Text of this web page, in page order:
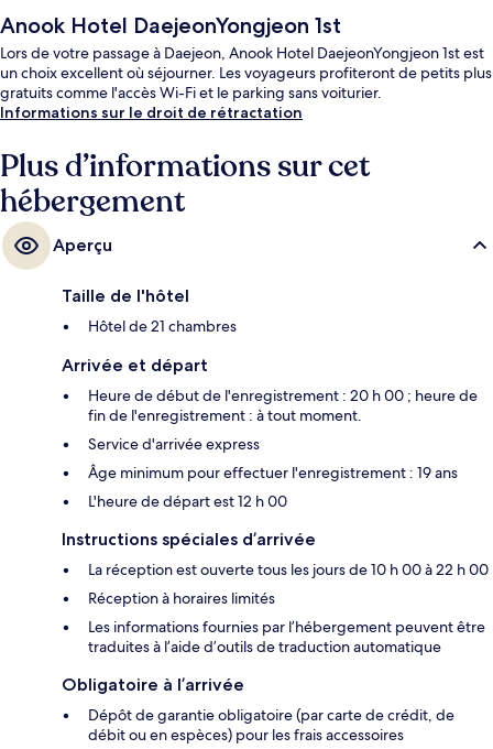
Anook Hotel DaejeonYongjeon 1st
Lors de votre passage à Daejeon, Anook Hotel DaejeonYongjeon 1st est
un choix excellent où séjourner. Les voyageurs profiteront de petits plus
gratuits comme l'accès Wi-Fi et le parking sans voiturier.
Informations sur le droit de rétractation
Plus d’informations sur cet
hébergement
Aperçu
Taille de l'hôtel
Hôtel de 21 chambres
Arrivée et départ
Heure de début de l'enregistrement : 20 h 00 ; heure de
fin de l'enregistrement : à tout moment.
Service d'arrivée express
Âge minimum pour effectuer l'enregistrement : 19 ans
L'heure de départ est 12 h 00
Instructions spéciales d’arrivée
La réception est ouverte tous les jours de 10 h 00 à 22 h 00
Réception à horaires limités
Les informations fournies par l’hébergement peuvent être
traduites à l’aide d’outils de traduction automatique
Obligatoire à l’arrivée
Dépôt de garantie obligatoire (par carte de crédit, de
débit ou en espèces) pour les frais accessoires